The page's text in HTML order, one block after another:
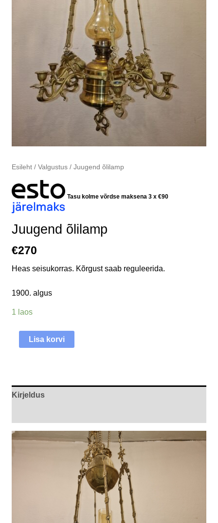
Esileht/ Valgustus/ Juugend õlilamp
Tasu kolme võrdse maksena 3 x €90
Juugend õlilamp
€270
Heas seisukorras. Kõrgust saab reguleerida.
1900. algus
1 laos
Lisa korvi
Kirjeldus